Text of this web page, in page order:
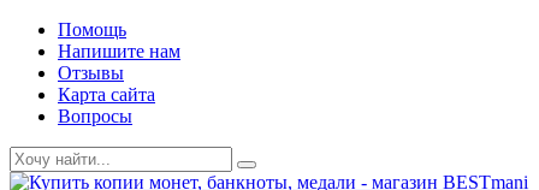
Помощь
Напишите нам
Отзывы
Карта сайта
Вопросы